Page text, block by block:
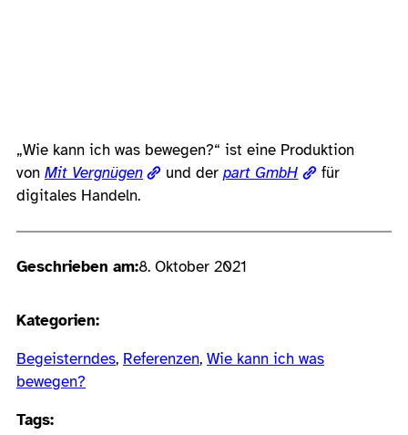
„Wie kann ich was bewegen?“ ist eine Produktion
von Mit Vergnügen und derpart GmbH
für
digitales Handeln.
Geschrieben am:8. Oktober 2021
Kategorien:
Begeisterndes, Referenzen, Wie kann ich was
bewegen?
Tags: